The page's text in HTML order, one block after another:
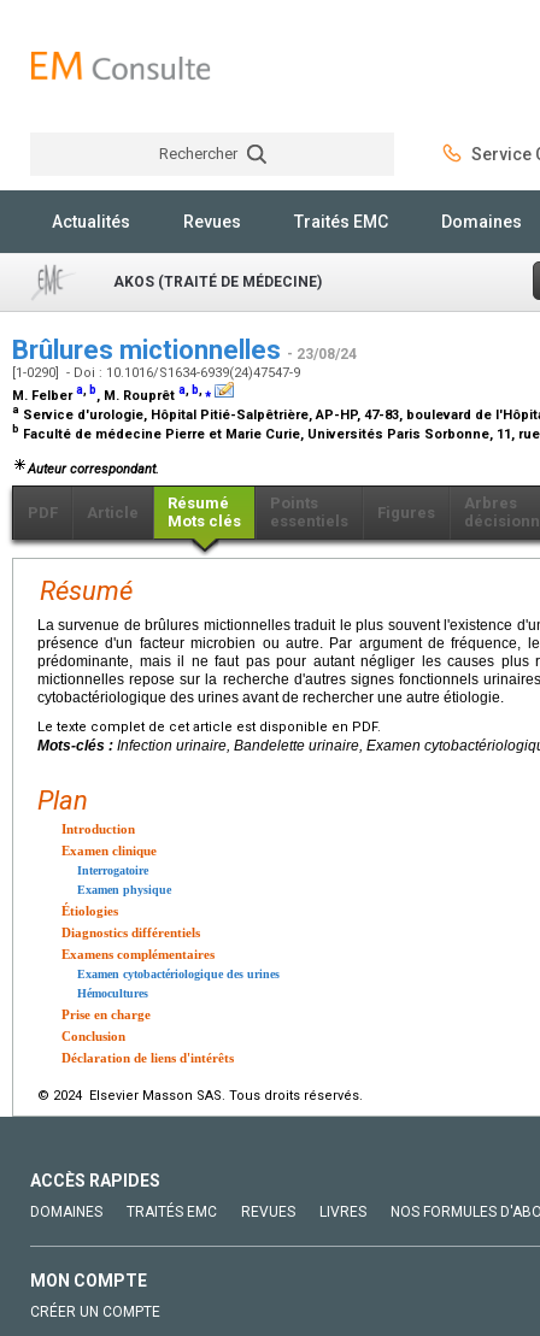
Rechercher Service
Actualités Revues Traités EMC Domaines
AKOS (TRAITÉ DE MÉDECINE)
Brûlures mictionnelles - 23/08/24
[1-0290] - Doi : 10.1016/S1634-6939(24)47547-9
M. Felbera, b, M. Rouprêt a, b,⁎
a Service d'urologie, Hôpital Pitié-Salpêtrière, AP-HP, 47-83, boulevard de
b Faculté de médecine Pierre et Marie Curie, Universités Paris Sorbonne, 11,
Auteur correspondant.
PDF Article
Résumé
Mots clés
Points
essentiels
Figures
Arbres
Résumé
La survenue de brûlures mictionnelles traduit le plus souvent l'existence
présence d'un facteur microbien ou autre. Par argument de fréquence,
prédominante, mais il ne faut pas pour autant négliger les causes plus
mictionnelles repose sur la recherche d'autres signes fonctionnels
cytobactériologique des urines avant de rechercher une autre étiologie.
Le texte complet de cet article est disponible en PDF.
Mots-clés : Infection urinaire, Bandelette urinaire, Examen
Plan
Introduction
Examen clinique
Interrogatoire
Examen physique
Étiologies
Diagnostics différentiels
Examens complémentaires
Examen cytobactériologique des urines
Hémocultures
Prise en charge
Conclusion
Déclaration de liens d'intérêts
© 2024 Elsevier Masson SAS. Tous droits réservés.
ACCÈS RAPIDES
DOMAINES TRAITÉS EMC REVUES LIVRES NOS FORMULES
MON COMPTE
CRÉER UN COMPTE